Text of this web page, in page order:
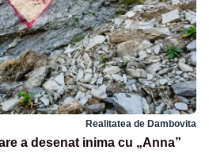
Realitatea de Dambovita
a desenat inima cu „Anna”